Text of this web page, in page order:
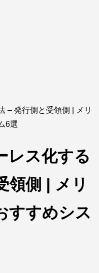
探す
– 発行側と受領側 | メリ
6選
レス化する
領側 | メリ
すすめシス